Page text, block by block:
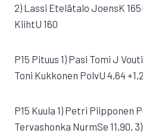
2) Lassi Etelätalo JoensK 165
KiihtU 160
P15 Pituus 1) Pasi Tomi J
Toni Kukkonen PolvU 4,64 +1,2
P15 Kuula 1) Petri Piipponen
Tervashonka NurmSe 11,90,